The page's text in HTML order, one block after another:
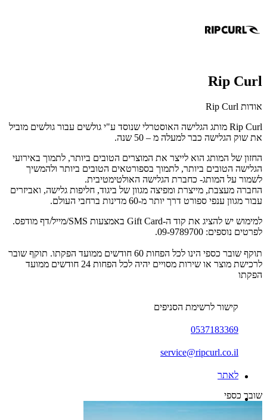
Rip Curl
אודות Rip Curl
Rip Curl מותג הגלישה האוסטרלי שנוסד ע"י גולשים עבור גולשים מוביל
את שוק הגלישה כבר למעלה מ – 50 שנה.
החזון של המותג הוא לייצר את המוצרים הטובים ביותר, לתמוך באירועי
הגלישה הטובים ביותר, לתמוך בספורטאים הטובים ביותר ולהמשיך
לשמור על המותג- כחברת הגלישה האולטימטיבית.
החברה מעצבת, מייצרת ומפיצה מגוון של ביגוד, חליפות גלישה, ואביזרים
עבור מגוון ענפי ספורט דרך יותר מ-60 מדינות ברחבי העולם.
למימוש יש להציג את קוד ה-Gift Card באמצעות SMS/מייל/דף מודפס.
לפרטים נוספים: 09-9789700.
תוקף שובר כספי הינו לכל הפחות 60 חודשים ממועד הפקתו. תוקף שובר
לרכישת מוצר או שירות מסויים יהיה לכל הפחות 24 חודשים ממועד
הפקתו
קישור לרשימת הסניפים
0537183369
service@ripcurl.co.il
לאתר
שובר כספי